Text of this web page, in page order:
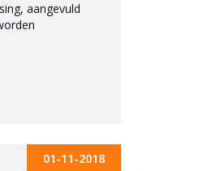
aangevuld
01-11-2018